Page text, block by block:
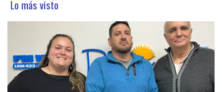
Lo más visto